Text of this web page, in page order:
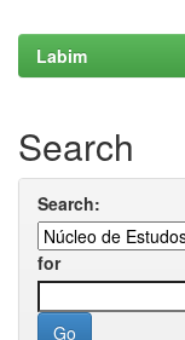
Labim
Search
Search:
for